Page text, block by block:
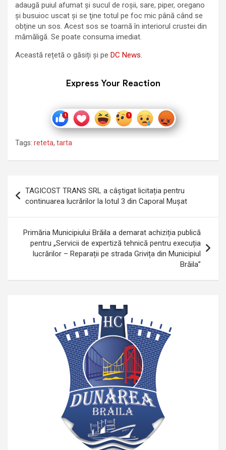
adaugă puiul afumat și sucul de roșii, sare, piper, oregano
și busuioc uscat și se ţine totul pe foc mic până când se
obține un sos. Acest sos se toarnă în interiorul crustei din
mămăligă. Se poate consuma imediat.
Această rețetă o găsiți și pe DC News.
Express Your Reaction
Tags: reteta, tarta
în
articole
TAGICOST TRANS SRL a câștigat licitația pentru
continuarea lucrărilor la lotul 3 din Caporal Mușat
Primăria Municipiului Brăila a demarat achiziția publică
pentru „Servicii de expertiză tehnică pentru execuția
lucrărilor – Reparații pe strada Grivița din Municipiul
Brăila”